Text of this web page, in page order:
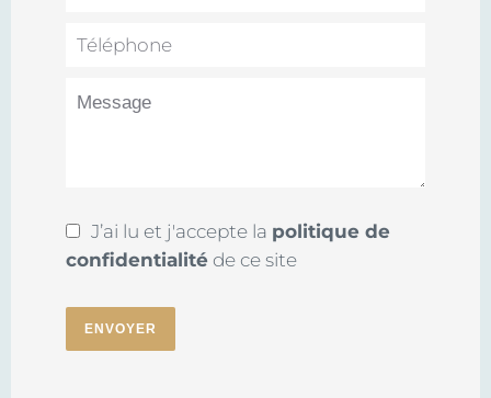
J’ai lu et j'accepte la politique de
confidentialité de ce site
ENVOYER